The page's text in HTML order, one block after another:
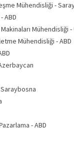
Mühendisliği -
ABD
Mühendisliği -
Mühendisliği - ABD
- ABD